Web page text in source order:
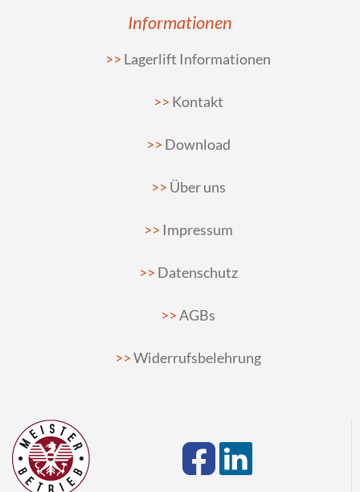
Informationen
Lagerlift Informationen
Kontakt
Download
Über uns
Impressum
Datenschutz
AGBs
Widerrufsbelehrung